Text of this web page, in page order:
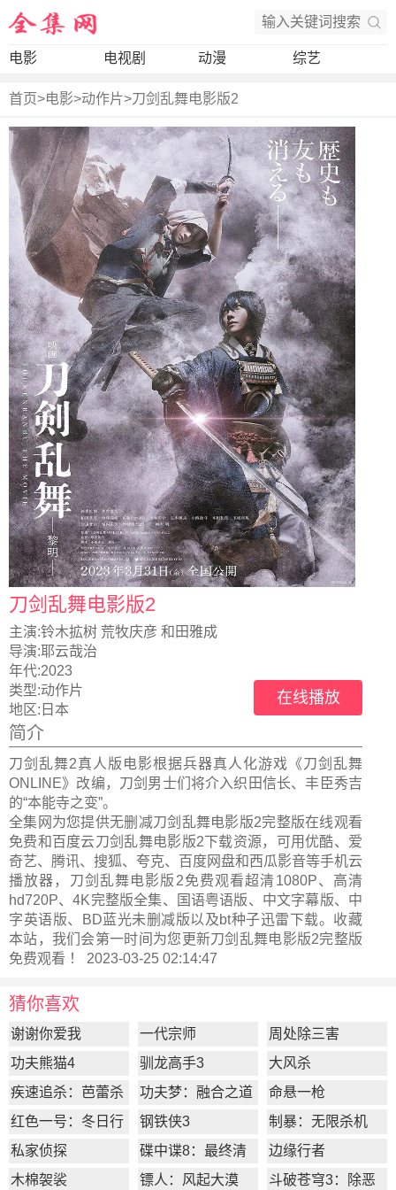
电影 电视剧 动漫 综艺
首页>电影>动作片>刀剑乱舞电影版2
刀剑乱舞电影版2
主演:铃木拡树 荒牧庆彦 和田雅成
导演:耶云哉治
年代:2023
类型:动作片
地区: 日本
在线播放
简介
刀剑乱舞2真人版电影根据兵器真人化游戏《刀剑乱舞
ONLINE》改编，刀剑男士们将介入织田信长、丰臣秀吉
的“本能寺之变”。
全集网为您提供无删减刀剑乱舞电影版2完整版在线观看
免费和百度云刀剑乱舞电影版2下载资源，可用优酷、爱
奇艺、腾讯、搜狐、夸克、百度网盘和西瓜影音等手机云
播放器，刀剑乱舞电影版2免费观看超清1080P、高清
hd720P、4K完整版全集、国语粤语版、中文字幕版、中
字英语版、BD蓝光未删减版以及bt种子迅雷下载。收藏
本站，我们会第一时间为您更新刀剑乱舞电影版2完整版
免费观看 ！ 2023-03-25 02:14:47
猜你喜欢
谢谢你爱我 一代宗师
周处除三害
功夫熊猫4
驯龙高手3
大风杀
疾速追杀：芭蕾杀
姬
功夫梦：融合之道
命悬一枪
红色一号：冬日行
动
钢铁侠3
制暴：无限杀机
私家侦探
碟中谍8：最终清
算
边缘行者
木棉袈裟
镖人：风起大漠 斗破苍穹3：除恶